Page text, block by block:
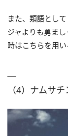
また、類語とし
ジャよりも勇ま
時はこちらを用い
（4）ナムサチ